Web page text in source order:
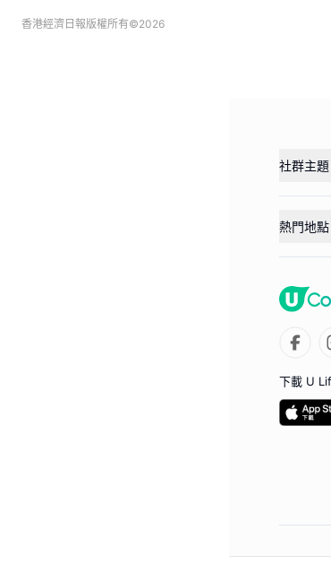
香港經濟日報版權所有©2026
社群主題
熱門地點
下載 U